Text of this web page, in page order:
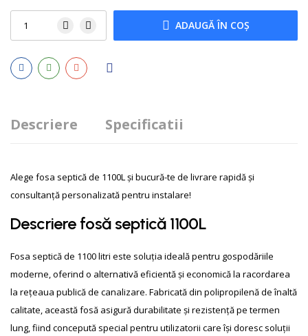
ADAUGĂ ÎN COȘ
Descriere Specificatii
Alege fosa septică de 1100L și bucură-te de livrare rapidă și
consultanță personalizată pentru instalare!
Descriere fosă septică 1100L
Fosa septică de 1100 litri este soluția ideală pentru gospodăriile
moderne, oferind o alternativă eficientă și economică la racordarea
la rețeaua publică de canalizare. Fabricată din polipropilenă de înaltă
calitate, această fosă asigură durabilitate și rezistență pe termen
lung, fiind concepută special pentru utilizatorii care își doresc soluții